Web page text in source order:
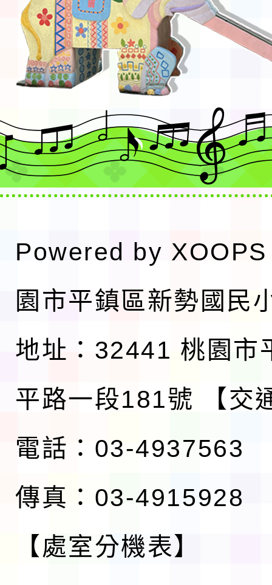
Powered by XOOPS
園市平鎮區新勢國民
地址：32441 桃園市
平路一段181號
【交
電話：03-4937563
傳真：03-4915928
【處室分機表】